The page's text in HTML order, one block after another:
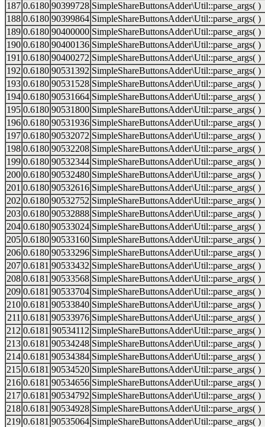
187 0.6180 90399728 SimpleShareButtonsAdder\Util::parse_args( )
188 0.6180 90399864 SimpleShareButtonsAdder\Util::parse_args( )
189 0.6180 90400000 SimpleShareButtonsAdder\Util::parse_args( )
190 0.6180 90400136 SimpleShareButtonsAdder\Util::parse_args( )
191 0.6180 90400272 SimpleShareButtonsAdder\Util::parse_args( )
192 0.6180 90531392 SimpleShareButtonsAdder\Util::parse_args( )
193 0.6180 90531528 SimpleShareButtonsAdder\Util::parse_args( )
194 0.6180 90531664 SimpleShareButtonsAdder\Util::parse_args( )
195 0.6180 90531800 SimpleShareButtonsAdder\Util::parse_args( )
196 0.6180 90531936 SimpleShareButtonsAdder\Util::parse_args( )
197 0.6180 90532072 SimpleShareButtonsAdder\Util::parse_args( )
198 0.6180 90532208 SimpleShareButtonsAdder\Util::parse_args( )
199 0.6180 90532344 SimpleShareButtonsAdder\Util::parse_args( )
200 0.6180 90532480 SimpleShareButtonsAdder\Util::parse_args( )
201 0.6180 90532616 SimpleShareButtonsAdder\Util::parse_args( )
202 0.6180 90532752 SimpleShareButtonsAdder\Util::parse_args( )
203 0.6180 90532888 SimpleShareButtonsAdder\Util::parse_args( )
204 0.6180 90533024 SimpleShareButtonsAdder\Util::parse_args( )
205 0.6180 90533160 SimpleShareButtonsAdder\Util::parse_args( )
206 0.6180 90533296 SimpleShareButtonsAdder\Util::parse_args( )
207 0.6181 90533432 SimpleShareButtonsAdder\Util::parse_args( )
208 0.6181 90533568 SimpleShareButtonsAdder\Util::parse_args( )
209 0.6181 90533704 SimpleShareButtonsAdder\Util::parse_args( )
210 0.6181 90533840 SimpleShareButtonsAdder\Util::parse_args( )
211 0.6181 90533976 SimpleShareButtonsAdder\Util::parse_args( )
212 0.6181 90534112 SimpleShareButtonsAdder\Util::parse_args( )
213 0.6181 90534248 SimpleShareButtonsAdder\Util::parse_args( )
214 0.6181 90534384 SimpleShareButtonsAdder\Util::parse_args( )
215 0.6181 90534520 SimpleShareButtonsAdder\Util::parse_args( )
216 0.6181 90534656 SimpleShareButtonsAdder\Util::parse_args( )
217 0.6181 90534792 SimpleShareButtonsAdder\Util::parse_args( )
218 0.6181 90534928 SimpleShareButtonsAdder\Util::parse_args( )
219 0.6181 90535064 SimpleShareButtonsAdder\Util::parse_args( )